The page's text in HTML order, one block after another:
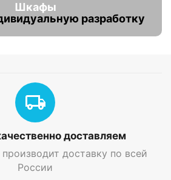
Шкафы
разработку
доставляем
доставку по всей
России